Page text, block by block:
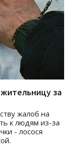
за
жалоб на
к людям из-за
- лосося